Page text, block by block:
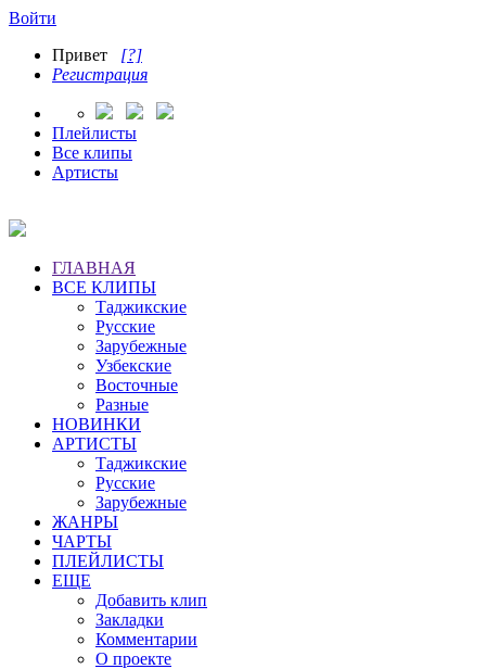
Войти
Привет [?]
Регистрация
Плейлисты
Все клипы
Артисты
ГЛАВНАЯ
ВСЕ КЛИПЫ
Таджикские
Русские
Зарубежные
Узбекские
Восточные
Разные
НОВИНКИ
АРТИСТЫ
Таджикские
Русские
Зарубежные
ЖАНРЫ
ЧАРТЫ
ПЛЕЙЛИСТЫ
ЕЩЕ
Добавить клип
Закладки
Комментарии
О проекте